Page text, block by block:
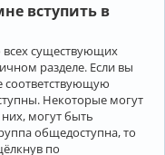
вступить в
существующих
разделе. Если вы
соответствующую
Некоторые могут
могут быть
общедоступна, то
по